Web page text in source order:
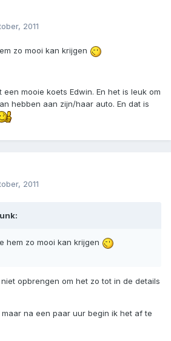
2011
zo mooi kan krijgen
mooie koets Edwin. En het is leuk om
hebben aan zijn/haar auto. En dat is
2011
hem zo mooi kan krijgen
opbrengen om het zo tot in de details
na een paar uur begin ik het af te